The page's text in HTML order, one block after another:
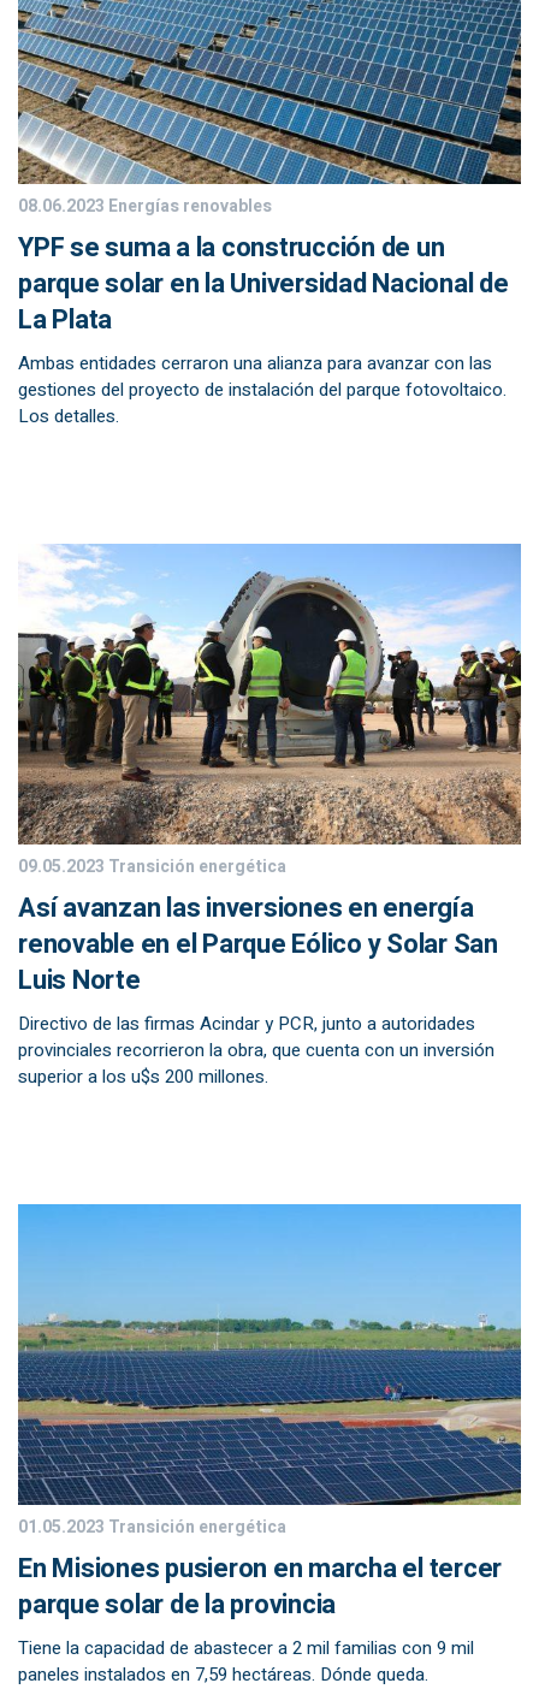
08.06.2023 Energías renovables
YPF se suma a la construcción de un
parque solar en la Universidad Nacional de
La Plata
Ambas entidades cerraron una alianza para avanzar con las
gestiones del proyecto de instalación del parque fotovoltaico.
Los detalles.
09.05.2023 Transición energética
Así avanzan las inversiones en energía
renovable en el Parque Eólico y Solar San
Luis Norte
Directivo de las firmas Acindar y PCR, junto a autoridades
provinciales recorrieron la obra, que cuenta con un inversión
superior a los u$s 200 millones.
01.05.2023 Transición energética
En Misiones pusieron en marcha el tercer
parque solar de la provincia
Tiene la capacidad de abastecer a 2 mil familias con 9 mil
paneles instalados en 7,59 hectáreas. Dónde queda.